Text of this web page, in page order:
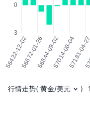
行情走势( 黄金/美元 )